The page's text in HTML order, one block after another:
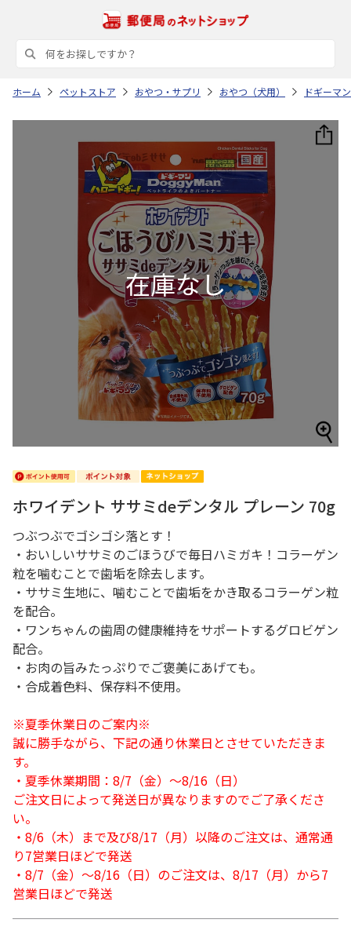
ホーム ペットストア おやつ・サプリ おやつ（犬用） ドギーマ
ホワイデント ササミdeデンタル プレーン 70g
つぶつぶでゴシゴシ落とす！
・おいしいササミのごほうびで毎日ハミガキ！コラーゲン
粒を噛むことで歯垢を除去します。
・ササミ生地に、噛むことで歯垢をかき取るコラーゲン粒
を配合。
・ワンちゃんの歯周の健康維持をサポートするグロビゲン
配合。
・お肉の旨みたっぷりでご褒美にあげても。
・合成着色料、保存料不使用。
※夏季休業日のご案内※
誠に勝手ながら、下記の通り休業日とさせていただきま
す。
・夏季休業期間：8/7（金）～8/16（日）
ご注文日によって発送日が異なりますのでご了承くださ
い。
・8/6（木）まで及び8/17（月）以降のご注文は、通常通
り7営業日ほどで発送
・8/7（金）～8/16（日）のご注文は、8/17（月）から7
営業日ほどで発送